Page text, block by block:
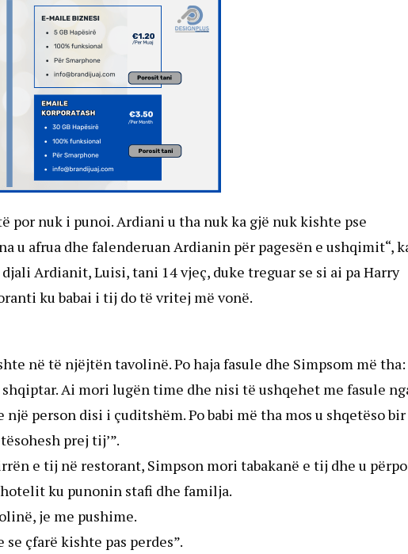
por nuk i punoi. Ardiani u tha nuk ka gjë nuk kishte pse
u afrua dhe falenderuan Ardianin për pagesën e ushqimit“,
Ardianit, Luisi, tani 14 vjeç, duke treguar se si ai pa Harry
ku babai i tij do të vritej më vonë.
në të njëjtën tavolinë. Po haja fasule dhe Simpsom më tha:
Ai mori lugën time dhe nisi të ushqehet me fasule
person disi i çuditshëm. Po babi më tha mos u shqetëso
prej tij’”.
e tij në restorant, Simpson mori tabakanë e tij dhe u
ku punonin stafi dhe familja.
je me pushime.
çfarë kishte pas perdes”.